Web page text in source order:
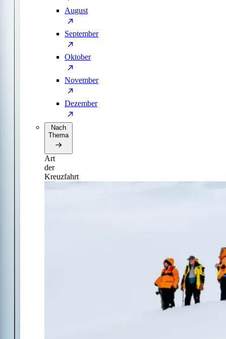
August
September
Oktober
November
Dezember
Nach
Thema
Art
der
Kreuzfahrt